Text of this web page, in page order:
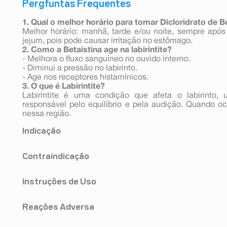
Pergfuntas Frequentes
1. Qual o melhor horário para tomar Dicloridrato de
Melhor horário: manhã, tarde e/ou noite, sempre
jejum, pois pode causar irritação no estômago.
2. Como a Betaistina age na labirintite?
- Melhora o fluxo sanguíneo no ouvido interno.
- Diminui a pressão no labirinto.
- Age nos receptores histamínicos.
3. O que é Labirintite?
Labirintite é uma condição que afeta o labirinto,
responsável pelo equilíbrio e pela audição. Quando
nessa região.
Indicação
principais sintomas: vertigem (sensação de
não está funcionando corretamente (chamada “vertigem
Contraindicação
qualquer um dos componentes do produto; - seu
Instruções de Uso
pode tomar este medicamento com ou sem
Reações Adversa